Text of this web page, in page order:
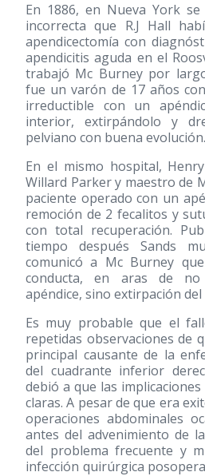
En 1886, en Nueva York
incorrecta que R.J Hall
apendicectomía con
apendicitis aguda en el
trabajó Mc Burney por
fue un varón de 17 años
irreductible con un
interior, extirpándolo y
pelviano con buena evolución.
En el mismo hospital,
Willard Parker y maestro de
paciente operado con un
remoción de 2 fecalitos y
con total recuperación.
tiempo después Sands
comunicó a Mc Burney
conducta, en aras de
apéndice, sino extirpación del
Es muy probable que el
repetidas observaciones de
principal causante de la
del cuadrante inferior
debió a que las
claras. A pesar de que era
operaciones abdominales
antes del advenimiento de
del problema frecuente y
infección quirúrgica